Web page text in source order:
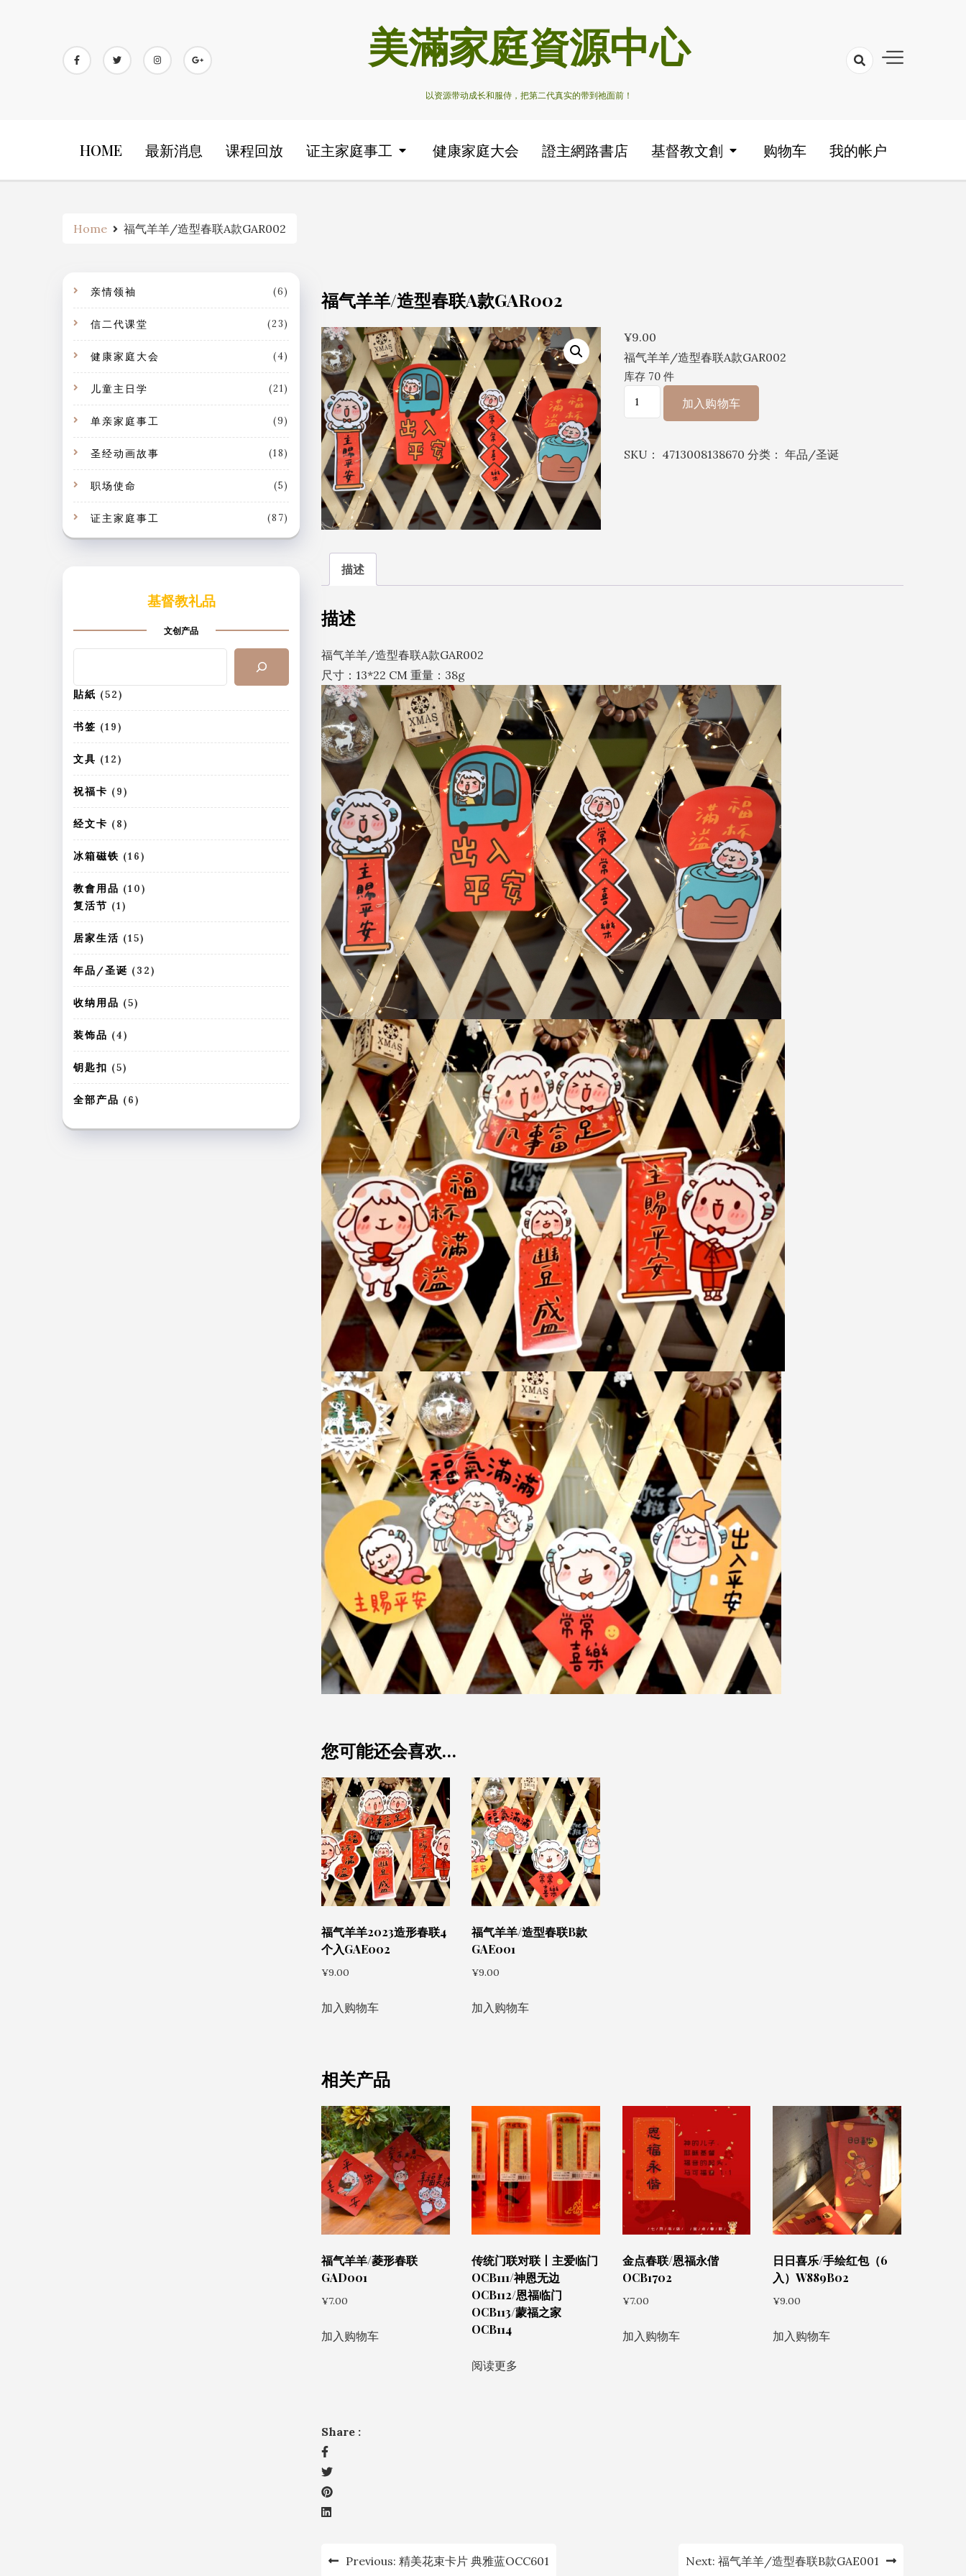
美滿家庭資源中心
以资源带动成长和服侍，把第二代真实的带到祂面前！
HOME 最新消息 课程回放 证主家庭事工 健康家庭大会 證主網路書店 基督教文創 购物车 我的帐户
Home 福气羊羊/造型春联A款GAR002
福气羊羊/造型春联A款GAR002
No
Comments
¥9.00
福气羊羊/造型春联A款GAR002
库存 70 件
气
羊/
加入购物车
SKU： 4713008138670 分类：年品/圣诞
描述
描述
福气羊羊/造型春联A款GAR002
尺寸：13*22 CM 重量：38g
您可能还会喜欢…
福气羊羊2023造形春联4
个入GAE002
¥9.00
加入购物车
福气羊羊/造型春联B款
GAE001
¥9.00
加入购物车
相关产品
福气羊羊/菱形春联
GAD001
¥7.00
加入购物车
传统门联对联丨主爱临门
OCB111/神恩无边
OCB112/恩福临门
OCB113/蒙福之家
OCB114
阅读更多
金点春联/恩福永偕
OCB1702
¥7.00
加入购物车
日日喜乐/手绘红包（6
入）W889B02
¥9.00
加入购物车
Share :
文 Previous: 精美花束卡片 典雅蓝OCC601 Next: 福气羊羊/造型春联B款GAE001
亲情领袖 (6)
信二代课堂 (23)
健康家庭大会 (4)
儿童主日学 (21)
单亲家庭事工 (9)
圣经动画故事 (18)
职场使命 (5)
证主家庭事工 (87)
基督教礼品
文创产品
貼紙 525
2
个
产
品
书签 191
9
个
产
品
文具 121
2
个
产
品
祝福卡 99
个
产
品
经文卡 88
个
产
品
冰箱磁铁 161
6
个
教會用品 101
个
产
复活节 11
个
产
品
居家生活 151
5
个
产
年品/圣诞 323
2
产
收纳用品 55
个
品
装饰品 44
个
产
品
钥匙扣 55
个
产
全部产品 66
产